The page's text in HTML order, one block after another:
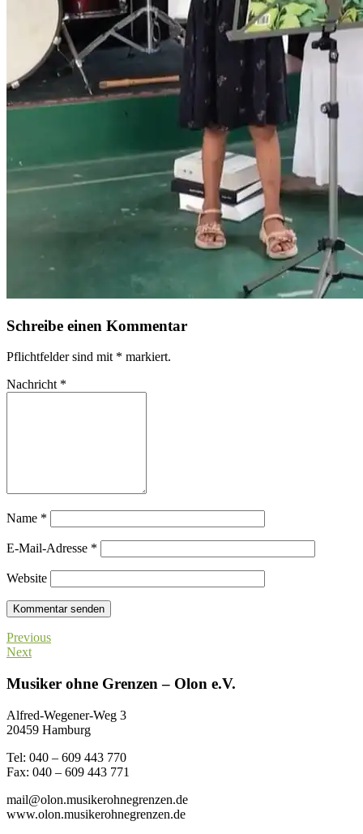
Schreibe einen Kommentar
Pflichtfelder sind mit * markiert.
Nachricht *
Name *
E-Mail-Adresse *
Website
Previous
Next
Musiker ohne Grenzen – Olon e.V.
Alfred-Wegener-Weg 3
20459 Hamburg
Tel: 040 – 609 443 770
Fax: 040 – 609 443 771
mail@olon.musikerohnegrenzen.de
www.olon.musikerohnegrenzen.de